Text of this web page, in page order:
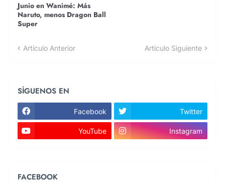
Junio en Wanimé: Más
Naruto, menos Dragon Ball
Super
Artículo Anterior Artículo Siguiente
SÍGUENOS EN
Facebook Twitter
YouTube Instagram
FACEBOOK